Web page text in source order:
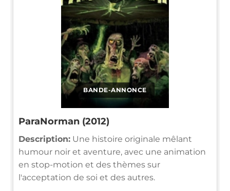
BANDE-ANNONCE
ParaNorman (2012)
Description: Une histoire originale mêlant
humour noir et aventure, avec une animation
en stop-motion et des thèmes sur
l'acceptation de soi et des autres.